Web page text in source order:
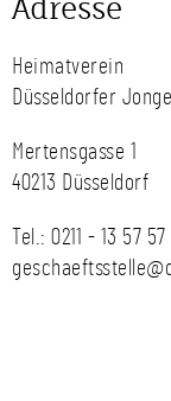
Adresse
Heimatverein
Düsseldorfer
Mertensgasse 1
40213 Düsseldorf
Tel.: 0211 - 13 57 57